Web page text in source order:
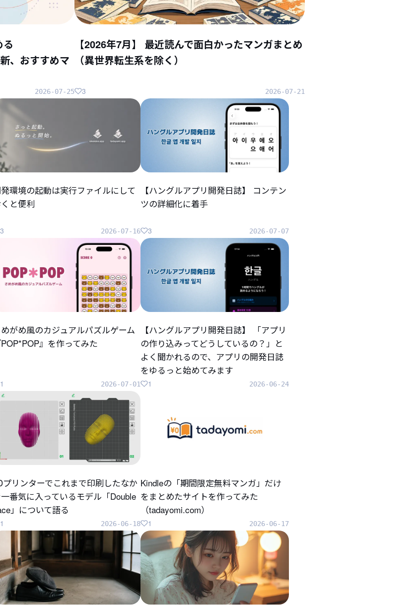
、おすすめマ
2026-07-25
【2026年7月】 最近読んで面白かったマンガまとめ
（異世界転生系を除く）
2026-07-21
3
環境の起動は実行ファイルにして
と便利
2026-07-16
3
【ハングルアプリ開発日誌】 コンテン
ツの詳細化に着手
2026-07-07
3
がめ風のカジュアルパズルゲーム
POP*POP』を作ってみた
2026-07-01
1
【ハングルアプリ開発日誌】 「アプリ
の作り込みってどうしているの？」と
よく聞かれるので、アプリの開発日誌
をゆるっと始めてみます
2026-06-24
1
プリンターでこれまで印刷したなか
番気に入っているモデル「Double
」について語る
2026-06-18
1
Kindleの「期間限定無料マンガ」だけ
をまとめたサイトを作ってみた
（tadayomi.com）
2026-06-17
1